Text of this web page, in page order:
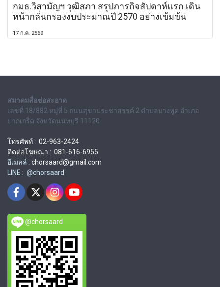
กมธ.วิสามัญฯ วุฒิสภา สรุปภารกิจสัปดาห์แรก เดิน
หน้ากลั่นกรองงบประมาณปี 2570 อย่างเข้มข้น
17 ก.ค. 2569
สมาคมสื่อช่อสะอาด
เลขที่ 18/882 หมู่ที่ 5 ถนนสุขาประชาสรรค์ 2 ตำบลบางพูด อำเภอ
ปากเกร็ด จังหวัดนนทบุรี 11120
โทรศัพท์ : 02-963-2424
ติดต่อโฆษณา : 081-616-6955
อีเมลล์ : chorsaard@gmail.com
LINE : @chorsaard
@chorsaard